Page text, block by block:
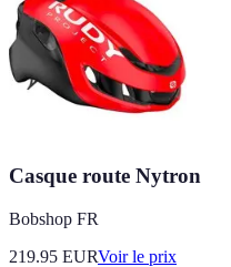
Casque route Nytron
Bobshop FR
219.95 EURVoir le prix